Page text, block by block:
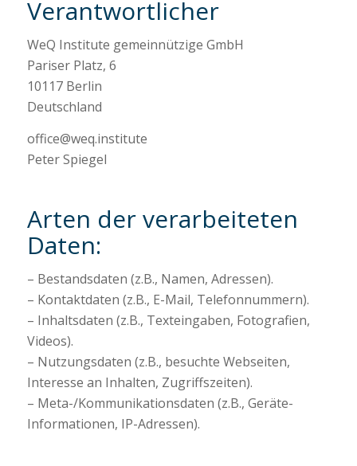
Verantwortlicher
WeQ Institute gemeinnützige GmbH
Pariser Platz, 6
10117 Berlin
Deutschland
office@weq.institute
Peter Spiegel
Arten der verarbeiteten
Daten:
– Bestandsdaten (z.B., Namen, Adressen).
– Kontaktdaten (z.B., E-Mail, Telefonnummern).
– Inhaltsdaten (z.B., Texteingaben, Fotografien,
Videos).
– Nutzungsdaten (z.B., besuchte Webseiten,
Interesse an Inhalten, Zugriffszeiten).
– Meta-/Kommunikationsdaten (z.B., Geräte-
Informationen, IP-Adressen).